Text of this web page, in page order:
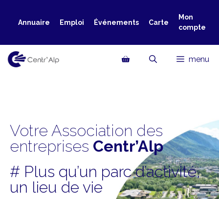
Annuaire Emploi Événements Carte
Mon
compte
menu
Votre Association des
entreprises Centr’Alp
# Plus qu’un parc d’activité,
un lieu de vie